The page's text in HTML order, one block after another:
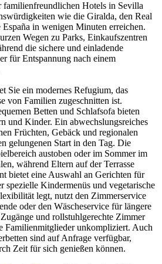
familienfreundlichen Hotels in Sevilla
wie die Giralda, den Real
España in wenigen Minuten erreichen.
Wegen zu Parks, Einkaufszentren
die sichere und einladende
für Entspannung nach einem
Sie ein modernes Refugium, das
von Familien zugeschnitten ist.
Betten und Schlafsofa bieten
und Kinder. Ein abwechslungsreiches
Früchten, Gebäck und regionalen
gelungenen Start in den Tag. Die
austoben oder im Sommer im
während Eltern auf der Terrasse
bietet eine Auswahl an Gerichten für
spezielle Kindermenüs und vegetarische
legt, nutzt den Zimmerservice
oder den Wäscheservice für längere
und rollstuhlgerechte Zimmer
Familienmitglieder unkompliziert. Auch
sind auf Anfrage verfügbar,
Zeit für sich genießen können.